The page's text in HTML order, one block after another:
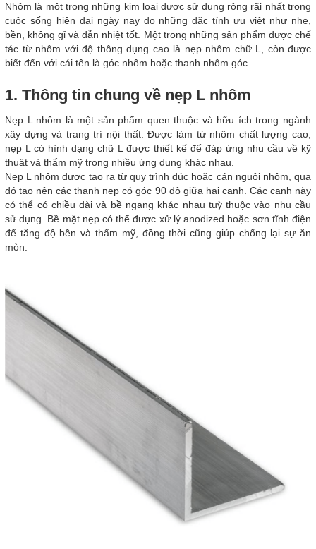
Nhôm là một trong những kim loại được sử dụng rộng rãi nhất trong
cuộc sống hiện đại ngày nay do những đặc tính ưu việt như nhẹ,
bền, không gỉ và dẫn nhiệt tốt. Một trong những sản phẩm được chế
tác từ nhôm với độ thông dụng cao là nẹp nhôm chữ L, còn được
biết đến với cái tên là góc nhôm hoặc thanh nhôm góc.
1. Thông tin chung về nẹp L nhôm
Nẹp L nhôm là một sản phẩm quen thuộc và hữu ích trong ngành
xây dựng và trang trí nội thất. Được làm từ nhôm chất lượng cao,
nẹp L có hình dạng chữ L được thiết kế để đáp ứng nhu cầu về kỹ
thuật và thẩm mỹ trong nhiều ứng dụng khác nhau.
Nẹp L nhôm được tạo ra từ quy trình đúc hoặc cán nguội nhôm, qua
đó tạo nên các thanh nẹp có góc 90 độ giữa hai cạnh. Các cạnh này
có thể có chiều dài và bề ngang khác nhau tuỳ thuộc vào nhu cầu
sử dụng. Bề mặt nẹp có thể được xử lý anodized hoặc sơn tĩnh điện
để tăng độ bền và thẩm mỹ, đồng thời cũng giúp chống lại sự ăn
mòn.